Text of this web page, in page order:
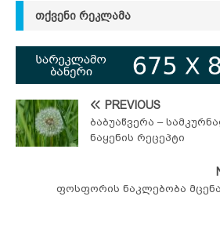
ᲗᲥᲕᲔᲜᲘ ᲠᲔᲙᲚᲐᲛᲐ
PREVIOUS
ბაბუაწვერა –
ნაყენის რეცეპტი
ფოსფორის ნაკლებობა